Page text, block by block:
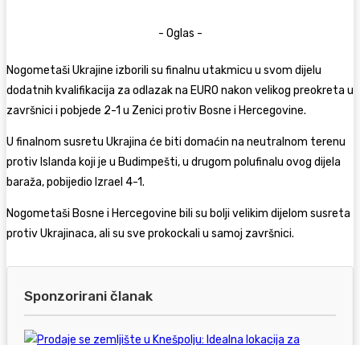
- Oglas -
Nogometaši Ukrajine izborili su finalnu utakmicu u svom dijelu
dodatnih kvalifikacija za odlazak na EURO nakon velikog preokreta u
završnici i pobjede 2-1 u Zenici protiv Bosne i Hercegovine.
U finalnom susretu Ukrajina će biti domaćin na neutralnom terenu
protiv Islanda koji je u Budimpešti, u drugom polufinalu ovog dijela
baraža, pobijedio Izrael 4-1.
Nogometaši Bosne i Hercegovine bili su bolji velikim dijelom susreta
protiv Ukrajinaca, ali su sve prokockali u samoj završnici.
Sponzorirani članak